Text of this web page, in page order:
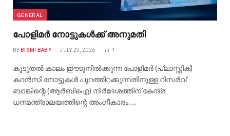
GENERAL
പോളിമർ നോട്ടുകൾക്ക് അനുമതി
BY BISMI BABY JULY 29, 2026 1
കൂടുതൽ കാലം ഈടുനിൽക്കുന്ന പോളിമർ (പ്ലാസ്റ്റിക്)
കറൻസി നോട്ടുകൾ പുറത്തിറക്കുന്നതിനുള്ള റിസർവ്
ബാങ്കിന്റെ (ആർബിഐ) നിർദേശത്തിന് കേന്ദ്ര
ധനമന്ത്രാലയത്തിന്റെ അംഗീകാരം.…